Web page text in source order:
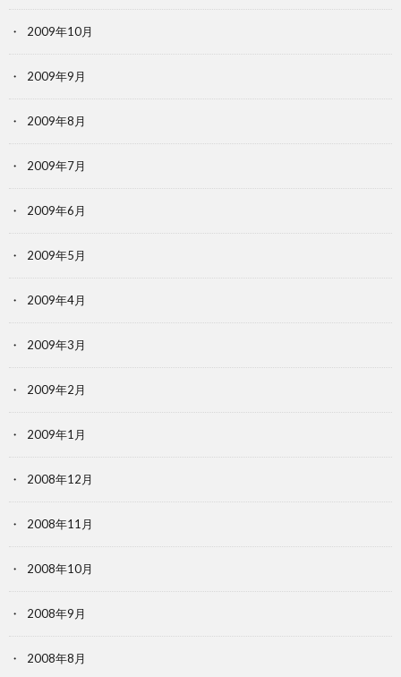
2009年10月
2009年9月
2009年8月
2009年7月
2009年6月
2009年5月
2009年4月
2009年3月
2009年2月
2009年1月
2008年12月
2008年11月
2008年10月
2008年9月
2008年8月